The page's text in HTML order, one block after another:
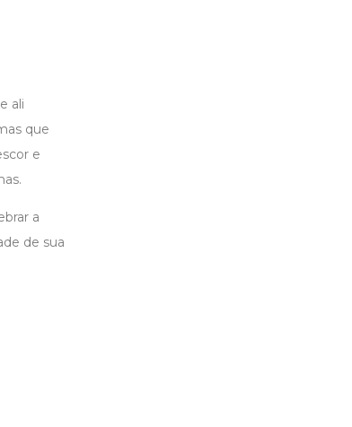
ali
que
e
a
de sua